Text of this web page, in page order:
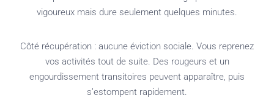
vigoureux mais dure seulement quelques minutes.
Côté récupération : aucune éviction sociale. Vous reprenez
vos activités tout de suite. Des rougeurs et un
engourdissement transitoires peuvent apparaître, puis
s’estompent rapidement.